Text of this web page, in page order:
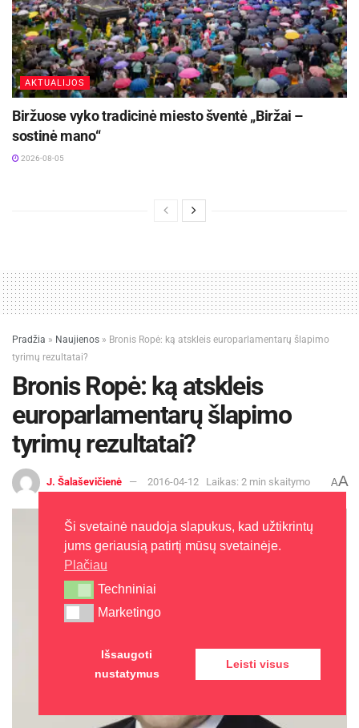
AKTUALIJOS
Biržuose vyko tradicinė miesto šventė „Biržai –
sostinė mano“
2026-08-05
Pradžia » Naujienos » Bronis Ropė: ką atskleis europarlamentarų šlapimo
tyrimų rezultatai?
Bronis Ropė: ką atskleis
europarlamentarų šlapimo
tyrimų rezultatai?
J. Šalaševičienė 2016-04-12 Laikas: 2 min skaitymo AA
Ši svetainė naudoja slapukus, kad užtikrintų
jums geriausią patirtį mūsų svetainėje.
Plačiau
Techniniai
Techniniai
Marketingo
Marketingo
Išsaugoti
nustatymus
Leisti visus